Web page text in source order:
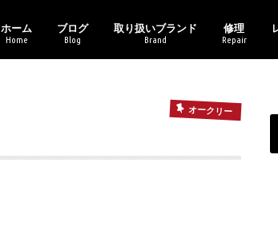
ホーム
Home
ブログ
Blog
取り扱いブランド
Brand
修理
Repair
オークリー